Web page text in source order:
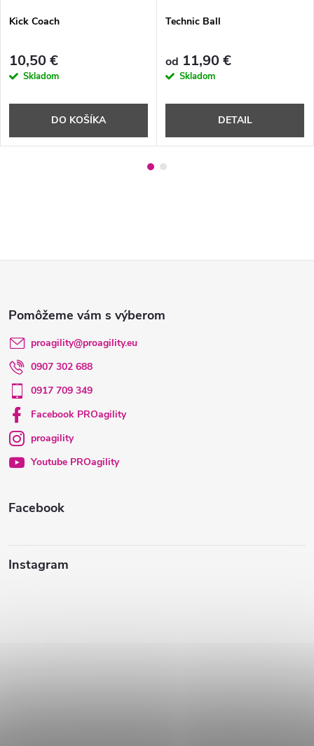
Kick Coach
10,50 €
Skladom
DO KOŠÍKA
Technic Ball
od 11,90 €
Skladom
DETAIL
á
p
ä
Facebook
Instagram
proagility@proagility.eu
0907 302 688
0917 709 349
Facebook PROagility
proagility
Youtube PROagility